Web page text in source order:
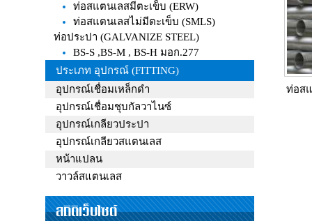
ท่อสแตนเลสมีตะเข็บ (ERW)
ท่อสแตนเลสไม่มีตะเข็บ (SMLS)
ท่อประปา (GALVANIZE STEEL)
BS-S ,BS-M , BS-H มอก.277
ประเภท อุปกรณ์ (FITTING)
อุปกรณ์เชื่อมเหล็กดำ
อุปกรณ์เชื่อมชุบกัลวาไนซ์
อุปกรณ์เกลียวประปา
อุปกรณ์เกลียวสแตนเลส
หน้าแปลน
วาวล์สแตนเลส
สถิติเว็บไซต์
ท่อส